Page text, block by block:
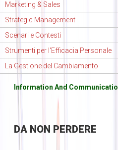
Marketing & Sales
Strategic Management
Scenari e Contesti
Strumenti per l'Efficacia Personale
La Gestione del Cambiamento
Information And
DANON PERDERE